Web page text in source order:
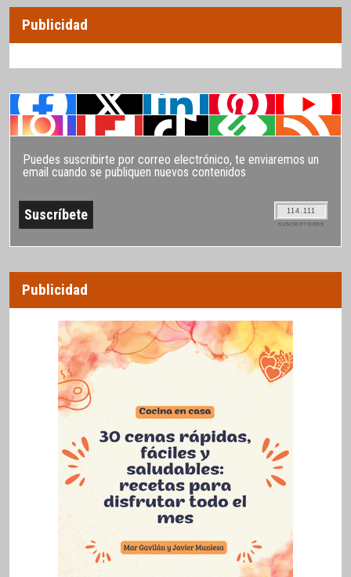
Publicidad
Puedes suscribirte por correo electrónico, te enviaremos un
email cuando se publiquen nuevos contenidos
114.111
SUSCRIPTORES
Publicidad